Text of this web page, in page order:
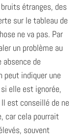
étranges, des
sur le tableau de
ne va pas. Par
un problème au
absence de
peut indiquer une
elle est ignorée,
est conseillé de ne
car cela pourrait
souvent